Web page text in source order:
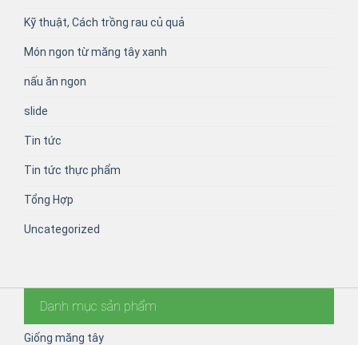
Kỹ thuật, Cách trồng rau củ quả
Món ngon từ măng tây xanh
nấu ăn ngon
slide
Tin tức
Tin tức thực phẩm
Tổng Hợp
Uncategorized
Danh mục sản phẩm
Giống măng tây